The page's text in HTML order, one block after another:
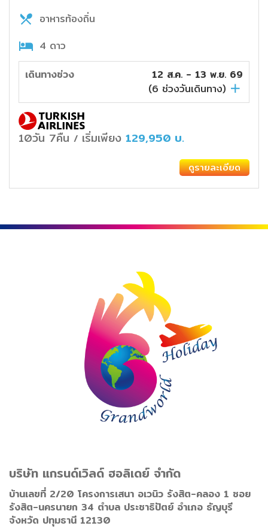
อาหารท้องถิ่น
4 ดาว
เดินทางช่วง
12 ส.ค. - 13 พ.ย. 69
(6 ช่วงวันเดินทาง)
10วัน 7คืน / เริ่มเพียง 129,950 บ.
ดูรายละเอียด
บริษัท แกรนด์เวิลด์ ฮอลิเดย์ จำกัด
บ้านเลขที่ 2/20 โครงการเสนา อเวนิว รังสิต-คลอง 1 ซอย
รังสิต-นครนายก 34 ตำบล ประชาธิปัตย์ อำเภอ ธัญบุรี
จังหวัด ปทุมธานี 12130